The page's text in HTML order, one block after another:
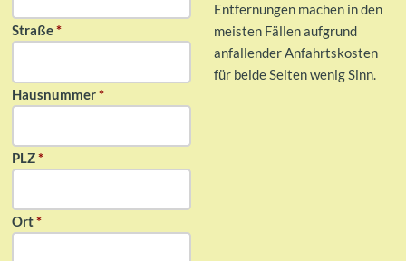
Straße*
Hausnummer*
PLZ*
Ort*
Entfernungen machen in den
meisten Fällen aufgrund
anfallender Anfahrtskosten
für beide Seiten wenig Sinn.